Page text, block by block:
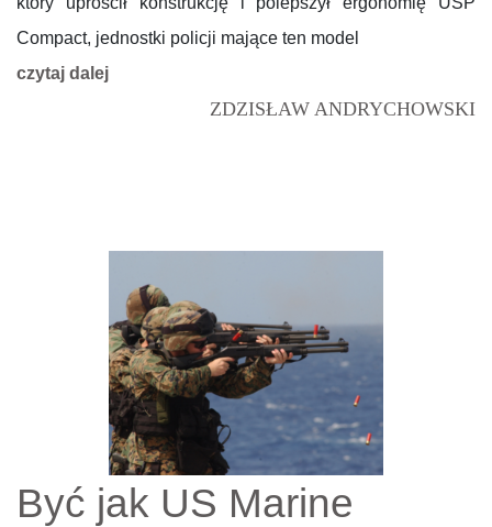
Compact, jednostki policji mające ten model
czytaj dalej
ZDZISŁAW ANDRYCHOWSKI
Być jak US Marine